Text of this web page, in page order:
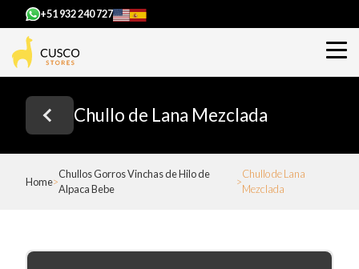
+51 932 240 727
Chullo de Lana Mezclada
Home
Chullos Gorros Vinchas de Hilo de
Alpaca Bebe
Chullo de Lana
Mezclada